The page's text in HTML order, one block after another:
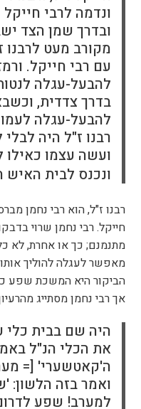
ונדמה לרבי
ובדרך שמן הצד
מקורב מעט לרבנו
עם רבי חייקל.
להבעל-עגלה
בדרך צדדית,
להבעל-עגלה
רבנו ז"ל היה
ועשה עצמו כאילו
ונכנס לבית האיש
רבנו ז"ל, הוא רבי נחמן
חייקל. רבי נחמן שרוי
מתנמנם; כך או אחרת, לא
מאפשר לעגלה להוליך
הביקור היא המשכת שפע
אך רבי נחמן מסתייג
היה שם בבית כלי
את הכלי הנ"ל
ה'קאטשערי' [=
ואמר בזה
למערב! שפע